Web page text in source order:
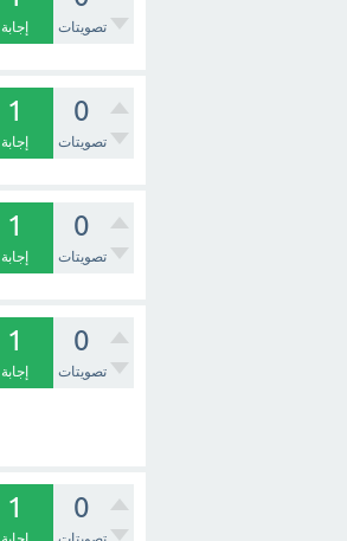
تصويتات إجابة
0
تصويتات
1
إجابة
0
تصويتات
1
إجابة
0
تصويتات
1
إجابة
0
1